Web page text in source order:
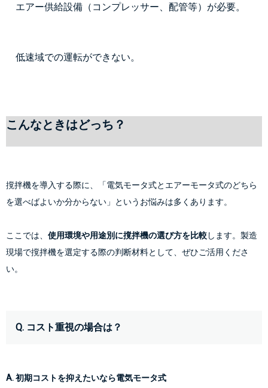
エアー供給設備（コンプレッサー、配管等）が必要。
低速域での運転ができない。
こんなときはどっち？
撹拌機を導入する際に、「電気モータ式とエアーモータ式のどちら
を選べばよいか分からない」というお悩みは多くあります。
ここでは、 使用環境や用途別に撹拌機の選び方を比較します。製造
現場で撹拌機を選定する際の判断材料として、ぜひご活用くださ
い。
Q. コスト重視の場合は？
A. 初期コストを抑えたいなら電気モータ式